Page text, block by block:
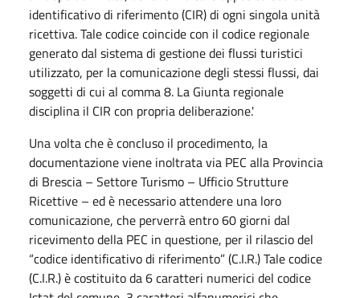
identificativo di riferimento (CIR) di ogni singola unità
ricettiva. Tale codice coincide con il codice regionale
generato dal sistema di gestione dei flussi turistici
utilizzato, per la comunicazione degli stessi flussi, dai
soggetti di cui al comma 8. La Giunta regionale
disciplina il CIR con propria deliberazione.'
Una volta che è concluso il procedimento, la
documentazione viene inoltrata via PEC alla Provincia
di Brescia – Settore Turismo – Ufficio Strutture
Ricettive – ed è necessario attendere una loro
comunicazione, che perverrà entro 60 giorni dal
ricevimento della PEC in questione, per il rilascio del
“codice identificativo di riferimento” (C.I.R.) Tale codice
(C.I.R.) è costituito da 6 caratteri numerici del codice